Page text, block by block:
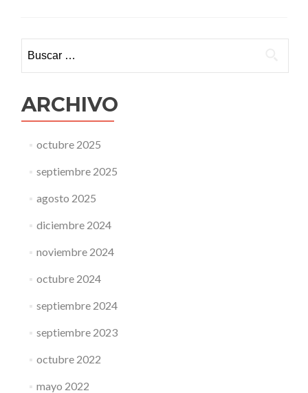
ARCHIVO
octubre 2025
septiembre 2025
agosto 2025
diciembre 2024
noviembre 2024
octubre 2024
septiembre 2024
septiembre 2023
octubre 2022
mayo 2022